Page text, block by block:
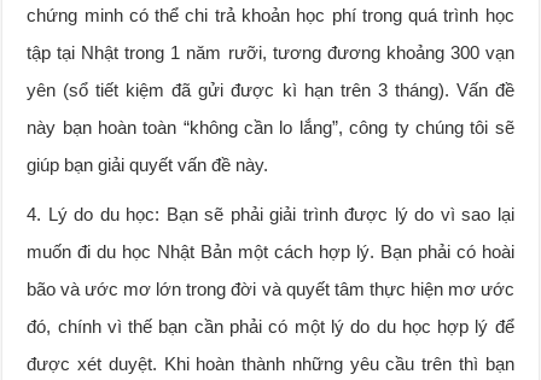
chứng minh có thể chi trả khoản học phí trong quá trình học
tập tại Nhật trong 1 năm rưỡi, tương đương khoảng 300 vạn
yên (sổ tiết kiệm đã gửi được kì hạn trên 3 tháng). Vấn đề
này bạn hoàn toàn “không cần lo lắng”, công ty chúng tôi sẽ
giúp bạn giải quyết vấn đề này.
4. Lý do du học: Bạn sẽ phải giải trình được lý do vì sao lại
muốn đi du học Nhật Bản một cách hợp lý. Bạn phải có hoài
bão và ước mơ lớn trong đời và quyết tâm thực hiện mơ ước
đó, chính vì thế bạn cần phải có một lý do du học hợp lý để
được xét duyệt. Khi hoàn thành những yêu cầu trên thì bạn